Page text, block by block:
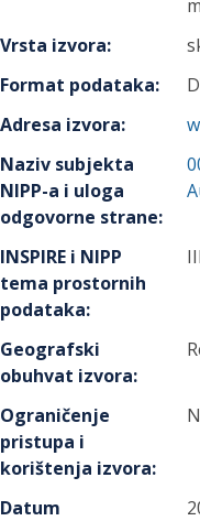
Vrsta izvora:
Format podataka:
Adresa izvora:
Naziv subjekta
NIPP-a i uloga
odgovorne strane:
INSPIRE i NIPP
tema prostornih
podataka:
Geografski
obuhvat izvora:
Ograničenje
pristupa i
korištenja izvora:
Datum